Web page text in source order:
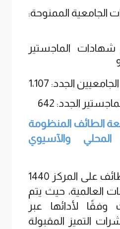
الجامعية الممنوحة:
الماجستير
الجدد: 1،107
الجدد: 642
الطائف المنظومة
والآسيوي
حصلت جامعة الطائف على المركز 1440
العالمية، حيث يتم
وفقًا لأدائها عبر
التميز المقبولة